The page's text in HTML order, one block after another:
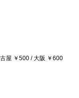
屋 ￥500 / 大阪 ￥600